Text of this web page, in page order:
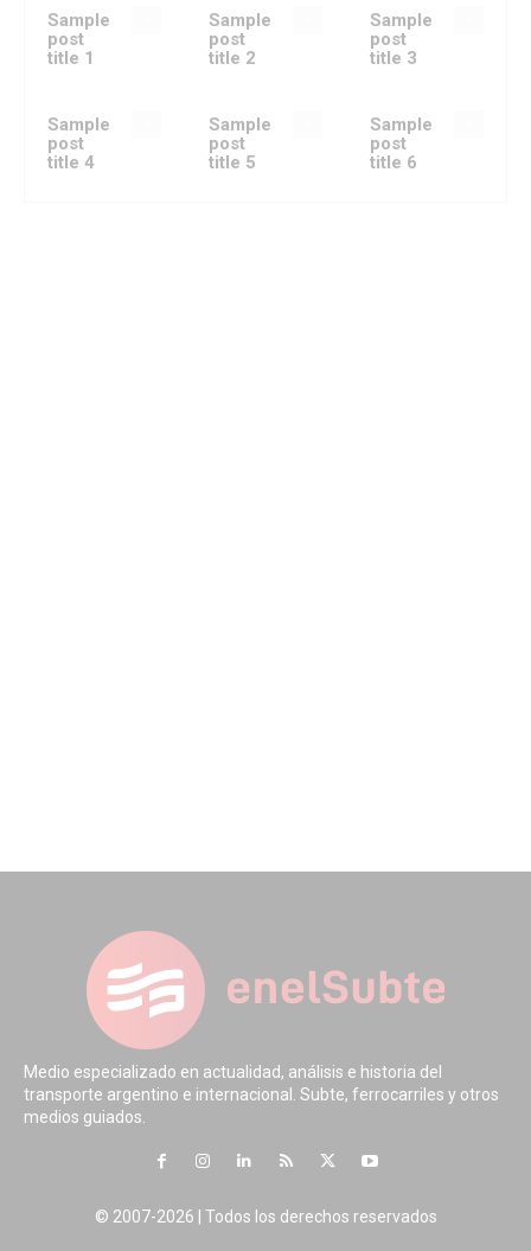
Sample
post
title 1
Sample
post
title 2
Sample
post
title 3
Sample
post
title 4
Sample
post
title 5
Sample
post
title 6
Medio especializado en actualidad, análisis e historia del
transporte argentino e internacional. Subte, ferrocarriles y otros
medios guiados.
© 2007-2026 | Todos los derechos reservados